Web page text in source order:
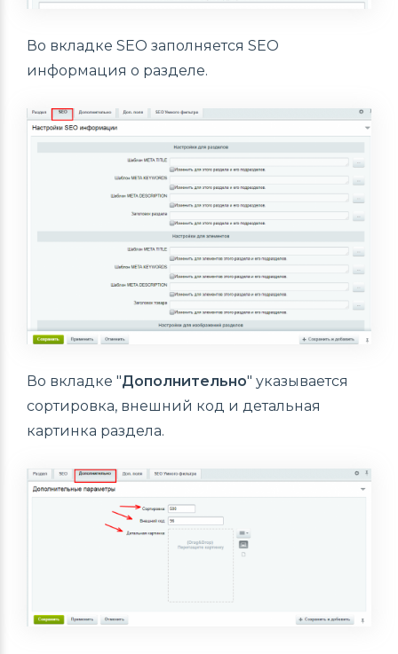
Во вкладке SEO заполняется SEO
информация о разделе.
Во вкладке "Дополнительно" указывается
сортировка, внешний код и детальная
картинка раздела.